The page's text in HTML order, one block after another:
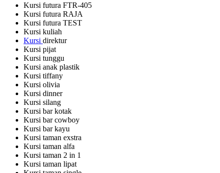
Kursi futura FTR-405
Kursi futura RAJA
Kursi futura TEST
Kursi kuliah
Kursi direktur
Kursi pijat
Kursi tunggu
Kursi anak plastik
Kursi tiffany
Kursi olivia
Kursi dinner
Kursi silang
Kursi bar kotak
Kursi bar cowboy
Kursi bar kayu
Kursi taman exstra
Kursi taman alfa
Kursi taman 2 in 1
Kursi taman lipat